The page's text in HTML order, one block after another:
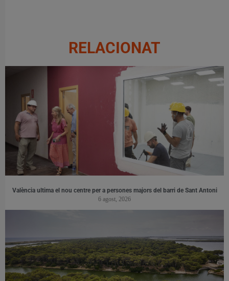
RELACIONAT
València ultima el nou centre per a persones majors del barri de Sant Antoni
6 agost, 2026